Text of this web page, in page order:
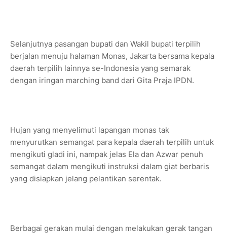
Selanjutnya pasangan bupati dan Wakil bupati terpilih
berjalan menuju halaman Monas, Jakarta bersama kepala
daerah terpilih lainnya se-Indonesia yang semarak
dengan iringan marching band dari Gita Praja IPDN.
Hujan yang menyelimuti lapangan monas tak
menyurutkan semangat para kepala daerah terpilih untuk
mengikuti gladi ini, nampak jelas Ela dan Azwar penuh
semangat dalam mengikuti instruksi dalam giat berbaris
yang disiapkan jelang pelantikan serentak.
Berbagai gerakan mulai dengan melakukan gerak tangan